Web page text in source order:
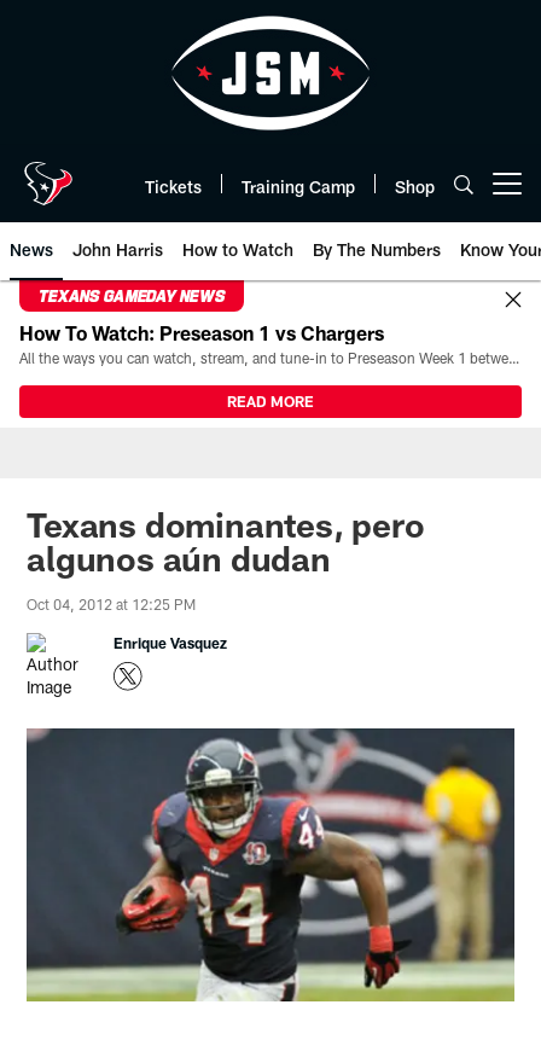
Tickets Training Camp Shop
News John Harris How to Watch By The Numbers Know
TEXANS GAMEDAY NEWS
How To Watch: Preseason 1 vs Chargers
All the ways you can watch, stream, and tune-in to Preseason Week 1 between the Texans and the Los Angeles Chargers at Reliant Stadium on August 13.
READ MORE
Texans dominantes, pero
algunos aún dudan
Oct 04, 2012 at 12:25 PM
Enrique Vasquez